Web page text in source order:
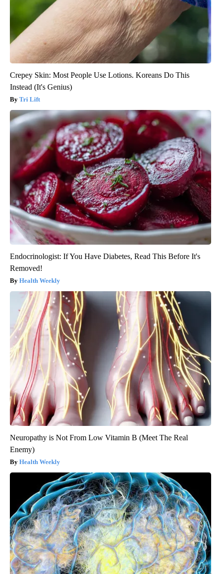
Crepey Skin: Most People Use Lotions. Koreans Do This
Instead (It's Genius)
Tri Lift
Endocrinologist: If You Have Diabetes, Read This Before It's
Removed!
Health Weekly
Neuropathy is Not From Low Vitamin B (Meet The Real
Enemy)
Health Weekly